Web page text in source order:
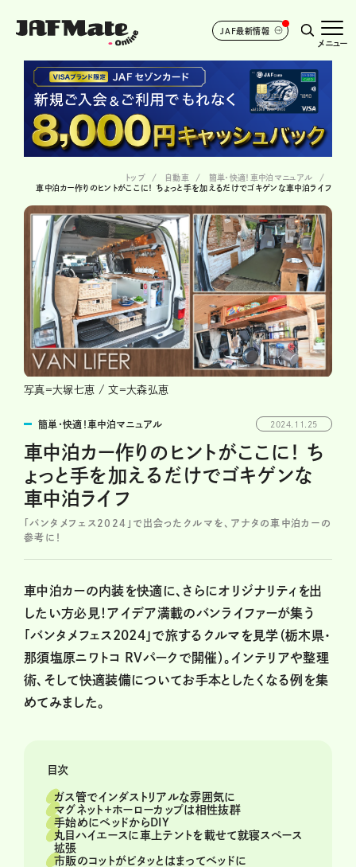
JAF最新情報
メニュー
トップ 自動車
簡単・快適！車中泊マニュアル
車中泊カー作りのヒントがここに！ ちょっと手を加えるだけでゴキゲンな車中泊ライフ
写真＝大塚七恵 / 文＝大森弘恵
簡単・快適！車中泊マニュアル 2024.11.25
車中泊カー作りのヒントがここに！ ち
ょっと手を加えるだけでゴキゲンな
車中泊ライフ
「バンタメフェス2024」で出会ったクルマを、アナタの車中泊カーの
参考に！
車中泊カーの内装を快適に、さらにオリジナリティを出
したい方必見！アイデア満載のバンライファーが集う
「バンタメフェス2024」で旅するクルマを見学（栃木県・
那須塩原ニワトコ RVパークで開催）。インテリアや整理
術、そして快適装備についてお手本としたくなる例を集
めてみました。
目次
ガス管でインダストリアルな雰囲気に
マグネット＋ホーローカップは相性抜群
手始めにベッドからDIY
丸目ハイエースに車上テントを載せて就寝スペース
拡張
市販のコットがピタッとはまってベッドに